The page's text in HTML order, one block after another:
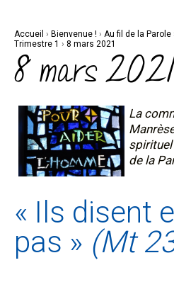
navigation
Accueil › Bienvenue ! › Au fil de la Parole
Trimestre 1 › 8 mars 2021
8 mars 2021
La
de la
« Ils disent
pas » (Mt